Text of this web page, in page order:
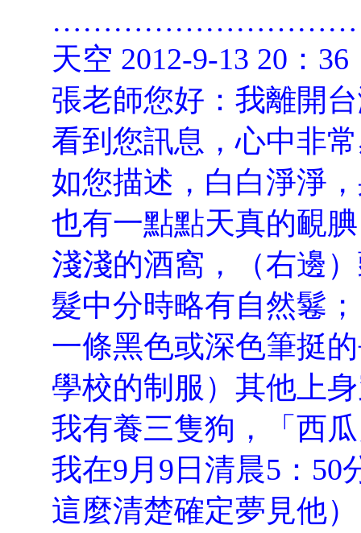
天空 2012-9-13 20：36
張老師您好：我離開
看到您訊息，心中非
如您描述，白白淨淨
也有一點點天真的靦
淺淺的酒窩，（右邊
髮中分時略有自然鬈；
一條黑色或深色筆挺
學校的制服）其他上
我有養三隻狗，「西
我在9月9日清晨5：50
這麼清楚確定夢見他